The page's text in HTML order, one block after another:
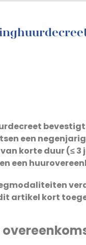
een
korte duur (≤
een
artikel kort